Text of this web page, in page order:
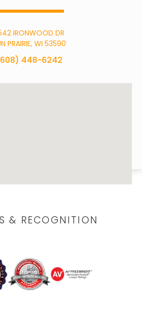
IRONWOOD DR
PRAIRIE, WI 53590
448-6242
& RECOGNITION